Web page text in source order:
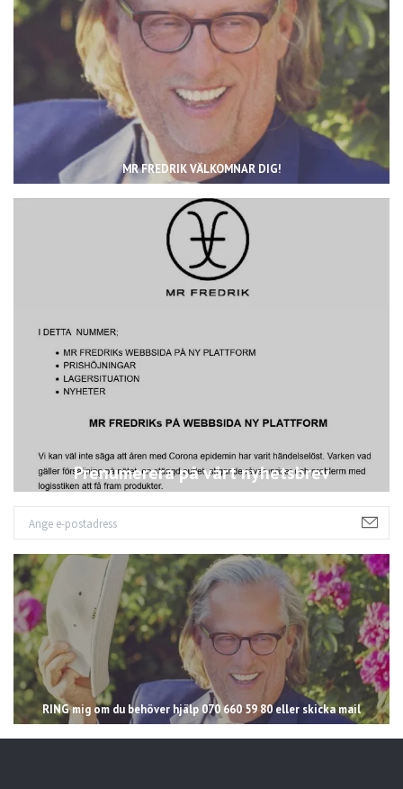
MR FREDRIK VÄLKOMNAR DIG!
Prenumerera på vårt nyhetsbrev
RING mig om du behöver hjälp 070 660 59 80 eller skicka mail